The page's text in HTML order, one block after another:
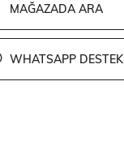
MAĞAZADA ARA
WHATSAPP DESTEK